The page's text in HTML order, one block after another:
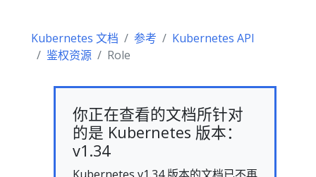
Kubernetes 文档 参考
Kubernetes API
鉴权资源
Role
你正在查看的文档所针对
的是 Kubernetes 版本：
v1.34